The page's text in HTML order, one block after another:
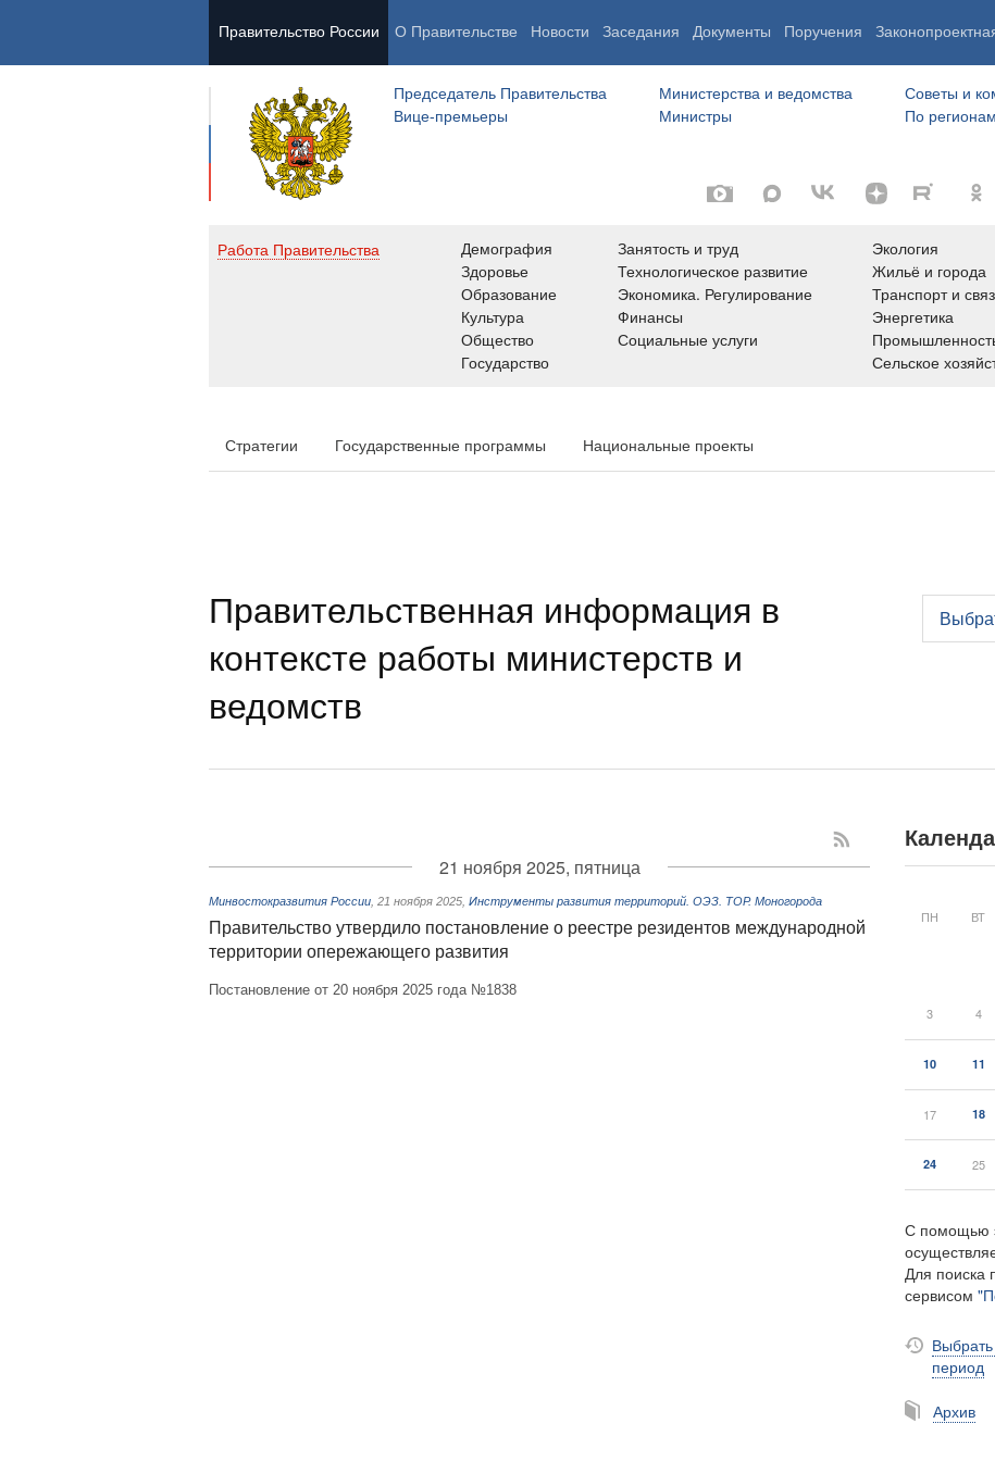
Правительство России О Правительстве Новости Заседания Документы Поручения
Председатель Правительства
Вице-премьеры
Министерства и ведомства
Министры
Советы и
По регионам
Работа Правительства
Демография
Здоровье
Образование
Культура
Общество
Государство
Занятость и труд
Технологическое развитие
Экономика. Регулирование
Финансы
Социальные услуги
Экология
Жильё и города
Транспорт и
Энергетика
Сельское
Стратегии Государственные программы Национальные проекты
Правительственная информация в
контексте работы министерств и
ведомств
21 ноября 2025, пятница
Минвостокразвития России 21 ноября 2025 Инструменты развития территорий. ОЭЗ. ТОР. Моногорода
Правительство утвердило постановление о реестре резидентов международной
территории опережающего развития
Постановление от 20 ноября 2025 года №1838
ПН ВТ
3 4
10 11
17 18
24 25
С помощью
Для поиска
сервисом
период
Архив